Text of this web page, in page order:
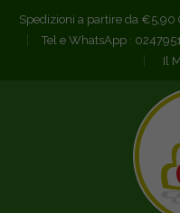
Spedizioni a partire da €5,90
Tel e WhatsApp :
Il